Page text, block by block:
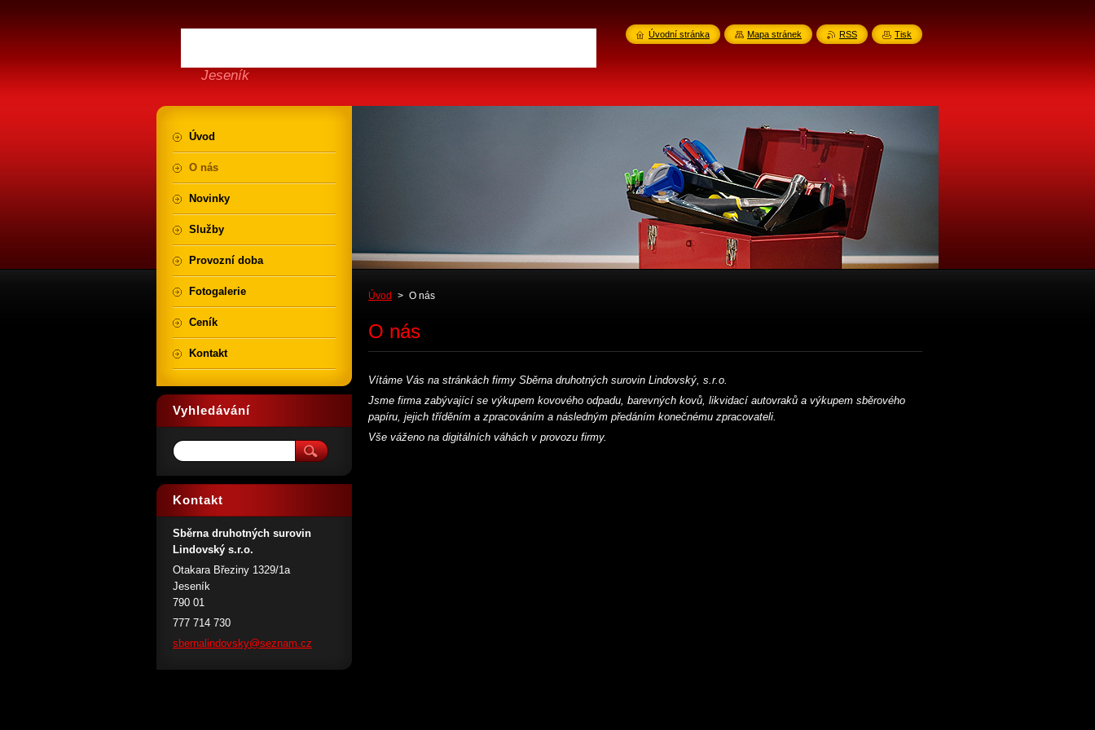
Jeseník
Úvod > O nás
O nás
Vítáme Vás na stránkách firmy Sběrna druhotných surovin Lindovský, s.r.o.
Jsme firma zabývající se výkupem kovového odpadu, barevných kovů, likvidací autovraků a výkupem sběrového
papíru, jejich tříděním a zpracováním a následným předáním konečnému zpracovateli.
Vše váženo na digitálních váhách v provozu firmy.
Úvod
O nás
Novinky
Služby
Provozní doba
Fotogalerie
Ceník
Kontakt
Vyhledávání
Kontakt
Sběrna druhotných surovin
Lindovský s.r.o.
Otakara Březiny 1329/1a
Jeseník
790 01
777 714 730
sbernalindovsky@seznam.cz
Úvodní stránka Mapa stránek RSS Tisk